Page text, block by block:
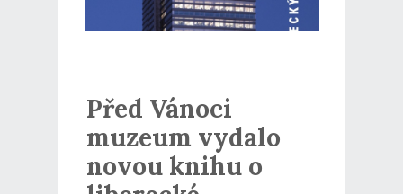
Před Vánoci
muzeum vydalo
novou knihu o